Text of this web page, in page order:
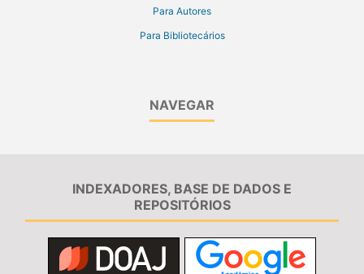
Para Autores
Para Bibliotecários
NAVEGAR
INDEXADORES, BASE DE DADOS E
REPOSITÓRIOS